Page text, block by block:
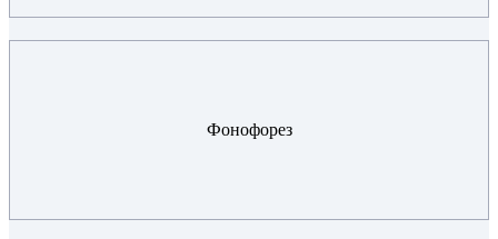
Фонофорез